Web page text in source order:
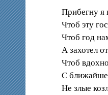
Прибегну я
Чтоб эту
Чтоб год
А захотел
Чтоб
С
Не злые